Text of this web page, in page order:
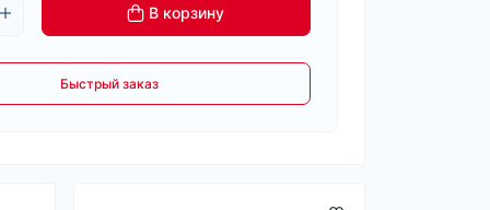
В корзину
Быстрый заказ